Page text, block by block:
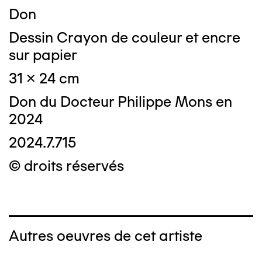
Don
Dessin Crayon de couleur et encre
sur papier
31 x 24 cm
Don du Docteur Philippe Mons en
2024
2024.7.715
© droits réservés
Autres oeuvres de cet artiste